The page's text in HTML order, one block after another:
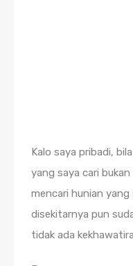
Kalo saya pribadi,
yang saya cari bukan
mencari hunian yang
disekitarnya pun
tidak ada